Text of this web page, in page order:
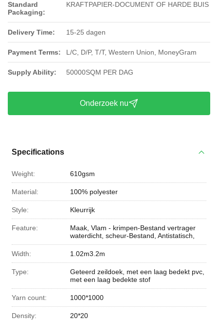
Standard
Packaging:
KRAFTPAPIER-DOCUMENT OF HARDE BUIS
Delivery Time: 15-25 dagen
Payment Terms: L/C, D/P, T/T, Western Union, MoneyGram
Supply Ability: 50000SQM PER DAG
Onderzoek nu
Specifications
Weight: 610gsm
Material: 100% polyester
Style: Kleurrijk
Feature:
Maak, Vlam - krimpen-Bestand vertrager
waterdicht, scheur-Bestand, Antistatisch,
Width: 1.02m3.2m
Type:
Geteerd zeildoek, met een laag bedekt pvc,
met een laag bedekte stof
Yarn count: 1000*1000
Density: 20*20